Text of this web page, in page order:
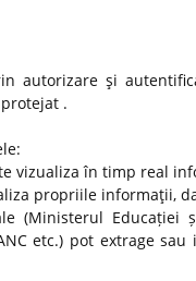
autorizare şi
.
vizualiza în timp real
propriile informaţii,
(Ministerul Educației
ANC etc.) pot extrage